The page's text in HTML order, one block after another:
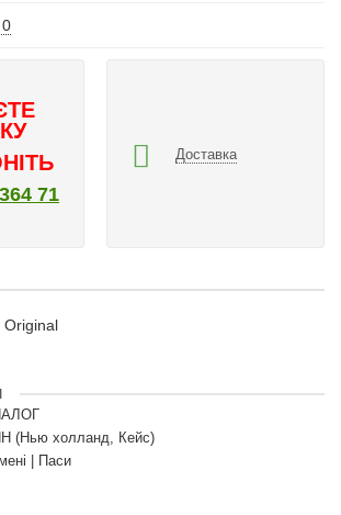
0
71
Доставка
Original
(Нью холланд, Кейс)
| Паси